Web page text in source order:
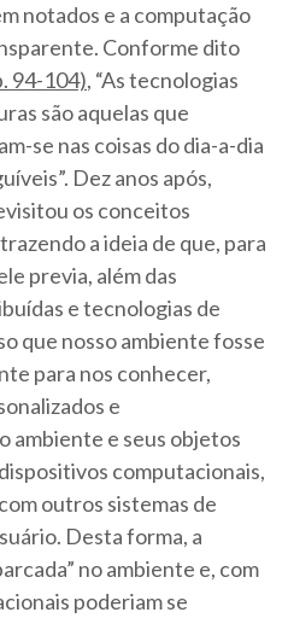
notados e a computação
Conforme dito
94-104), “As tecnologias
são aquelas que
se nas coisas do dia-a-dia
Dez anos após,
os conceitos
a ideia de que, para
previa, além das
e tecnologias de
que nosso ambiente fosse
para nos conhecer,
e
ambiente e seus objetos
computacionais,
outros sistemas de
Desta forma, a
no ambiente e, com
poderiam se